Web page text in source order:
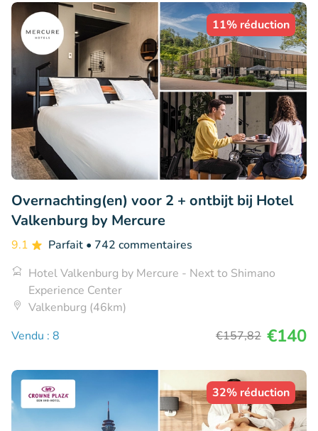
11% réduction
Overnachting(en) voor 2 + ontbijt bij Hotel
Valkenburg by Mercure
9.1 Parfait • 742 commentaires
Hotel Valkenburg by Mercure - Next to Shimano
Experience Center
Valkenburg (46km)
Vendu : 8
€157,82 €140
32% réduction